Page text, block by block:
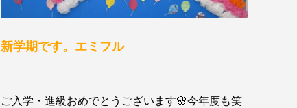
新学期です。エミフル
ご入学・進級おめでとうございます🌸今年度も笑